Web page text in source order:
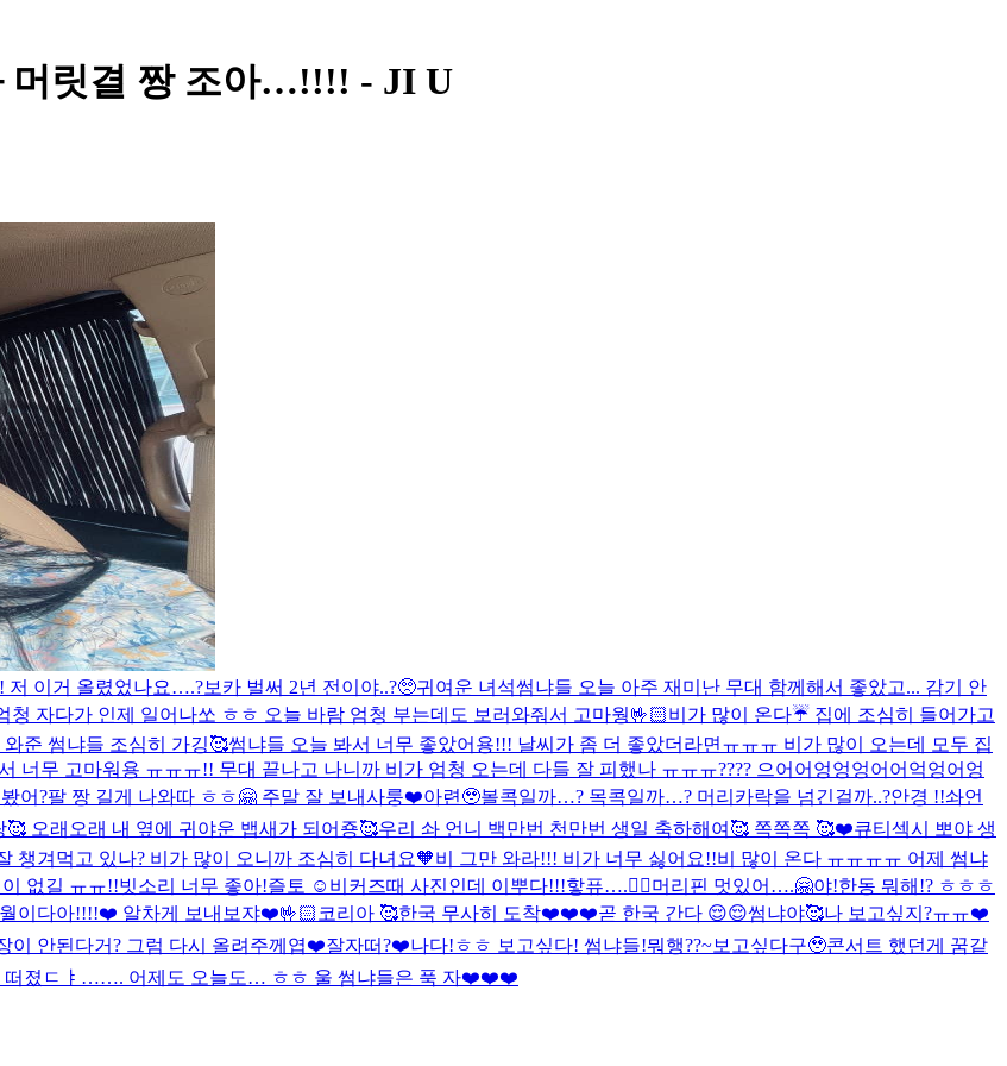
머릿결 짱 조아…!!!! - JI U
저 이거 올렸었나요….?보카 벌써 2년 전이야..?🥺귀여운 녀석썸냐들 오늘 아주 재미난 무대 함께해서 좋았고... 감기 안
청 자다가 인제 일어나쏘 ㅎㅎ 오늘 바람 엄청 부는데도 보러와줘서 고마웡🤟🏻비가 많이 온다☔️ 집에 조심히 들어가고
준 썸냐들 조심히 가깅🥰썸냐들 오늘 봐서 너무 좋았어용!!! 날씨가 좀 더 좋았더라면ㅠㅠㅠ 비가 많이 오는데 모두 집
너무 고마워용 ㅠㅠㅠ!! 무대 끝나고 나니까 비가 엄청 오는데 다들 잘 피했나 ㅠㅠㅠ???? 으어어엉엉엉어어억엉어엉
어?팔 짱 길게 나와따 ㅎㅎ🤗 주말 잘 보내사룽❤️아련🥹볼콕일까…? 목콕일까…? 머리카락을 넘긴걸까..?안경 !!솨언
오래오래 내 옆에 귀야운 뱁새가 되어죵🥰우리 솨 언니 백만번 천만번 생일 축하해여🥰 쪽쪽쪽 🥰❤️큐티섹시 뽀야 생
챙겨먹고 있나? 비가 많이 오니까 조심히 다녀요🧡비 그만 와라!!! 비가 너무 싫어요!!비 많이 온다 ㅠㅠㅠㅠ 어제 썸냐
없길 ㅠㅠ!!빗소리 너무 좋아!즐토 ☺️ 비커즈때 사진인데 이뿌다!!!핳퓨….😮‍💨머리핀 멋있어….🤗야!한동 뭐해!? ㅎㅎㅎ
이다아!!!!❤️ 알차게 보내보쟈❤️🤟🏻 코리아 🥰한국 무사히 도착❤️❤️❤️곧 한국 간다 😌😌썸냐야🥰나 보고싶지?ㅠㅠ❤️
이 안된다거? 그럼 다시 올려주께엽❤️잘자떠?❤️나다!ㅎㅎ 보고싶다! 썸냐들!뭐행??~보고싶다구🥹콘서트 했던게 꿈같
떠졌ㄷㅑ……. 어제도 오늘도… ㅎㅎ 울 썸냐들은 푹 자❤️❤️❤️